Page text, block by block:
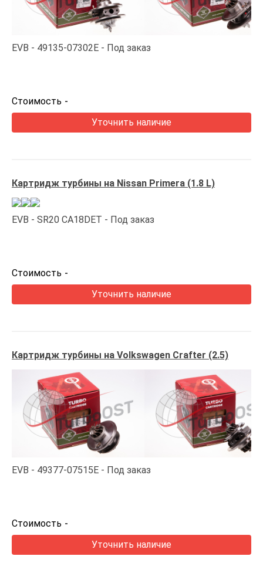
EVB 49135-07302E Под заказ
Стоимость -
Уточнить наличие
Картридж турбины на Nissan Primera (1.8 L)
EVB SR20 CA18DET Под заказ
Стоимость -
Уточнить наличие
Картридж турбины на Volkswagen Crafter (2.5)
EVB 49377-07515E Под заказ
Стоимость -
Уточнить наличие